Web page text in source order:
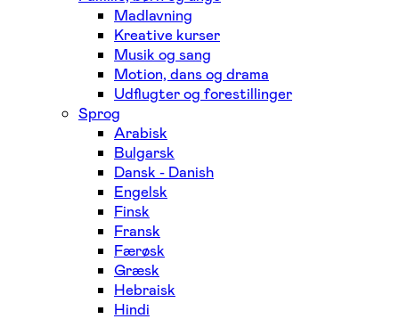
Madlavning
Kreative kurser
Musik og sang
Motion, dans og drama
Udflugter og forestillinger
Sprog
Arabisk
Bulgarsk
Dansk - Danish
Engelsk
Finsk
Fransk
Færøsk
Græsk
Hebraisk
Hindi